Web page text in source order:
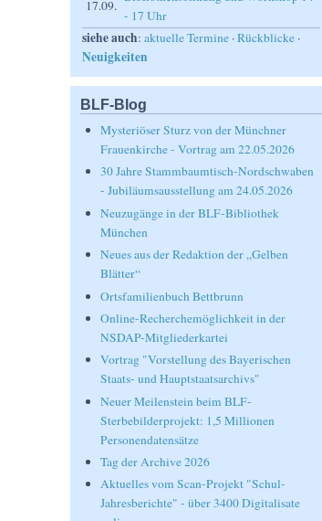
17.09.
- 17 Uhr
siehe auch:aktuelle Termine ·Rückblicke ·
Neuigkeiten
BLF-Blog
Mysteriöser Sturz von der Münchner
Frauenkirche - Vortrag am 22.05.2026
30 Jahre Stammbaumtisch-Nordschwaben
- Jubiläumsausstellung am 24.05.2026
Neuzugänge in der BLF-Bibliothek
München
Neues aus der Redaktion der „Gelben
Blätter“
Ortsfamilienbuch Bettbrunn
Online-Recherchemöglichkeit in der
NSDAP-Mitgliederkartei
Vortrag "Vorstellung des Bayerischen
Staats- und Hauptstaatsarchivs"
Neuer Meilenstein beim BLF-
Sterbebilderprojekt: 1,5 Millionen
Personendatensätze
Tag der Archive 2026
Aktuelles vom Scan-Projekt "Schul-
Jahresberichte" - über 3400 Digitalisate